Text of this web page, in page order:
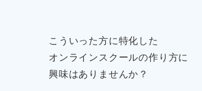
こういった方に特化した
オンラインスクールの作り方に
興味はありませんか？